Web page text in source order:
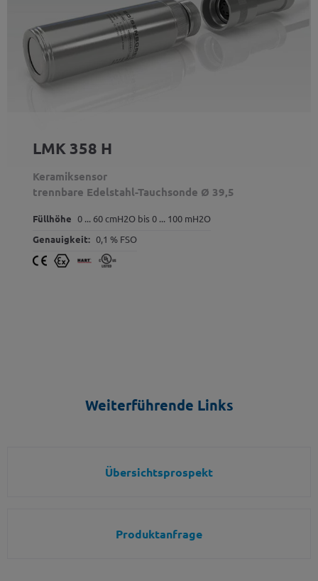
LMK 358 H
Keramiksensor
trennbare Edelstahl-Tauchsonde Ø 39,5
Füllhöhe 0 ... 60 cmH2O bis 0 ... 100 mH2O
Genauigkeit: 0,1 % FSO
Weiterführende Links
Übersichtsprospekt
Produktanfrage